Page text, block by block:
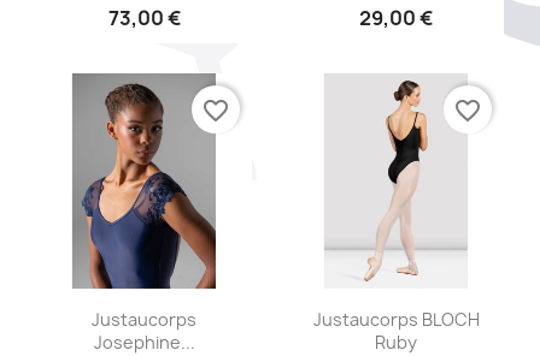
73,00 €
+4
29,00 €
Aperçu rapide
Justaucorps
Josephine...
favorite_border
Aperçu rapide
Justaucorps BLOCH
Ruby
favorite_border